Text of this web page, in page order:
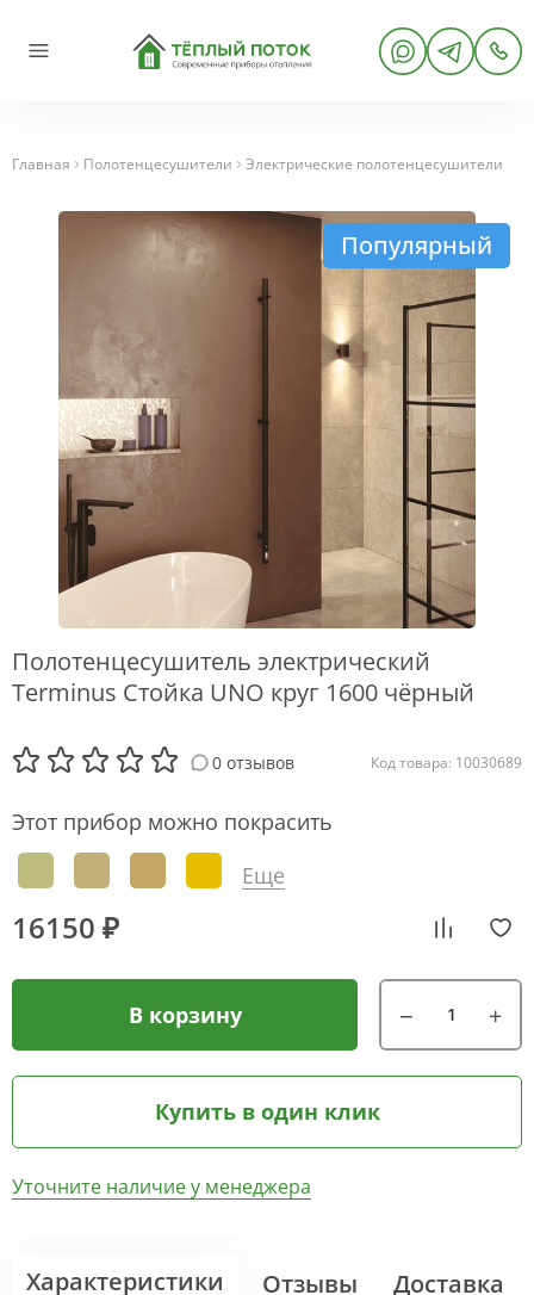
Главная Полотенцесушители Электрические полотенцесушители
Популярный
Полотенцесушитель электрический
Terminus Стойка UNO круг 1600 чёрный
0 отзывов Код товара: 10030689
Этот прибор можно покрасить
Еще
16150 ₽
В корзину
Купить в один клик
Уточните наличие у менеджера
Характеристики Отзывы Доставка